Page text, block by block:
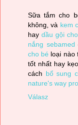
Sữa tắm cho
không, và kem
hay dầu gội
nắng sebamed
cho bé loại nào
tốt nhất hay kẹo
cách bổ sung
nature's way
Válasz